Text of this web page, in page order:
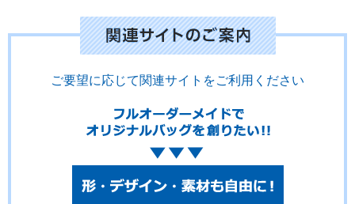
ご要望に応じて関連サイトをご利用ください